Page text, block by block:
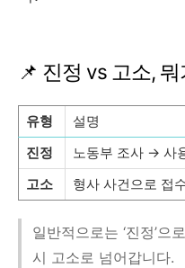
📌 진정 vs 고소,
유형
설명
진정
노동부 조사 → 사
고소
형사 사건으로 접
일반적으로는 ‘진정’으
시 고소로 넘어갑니다.